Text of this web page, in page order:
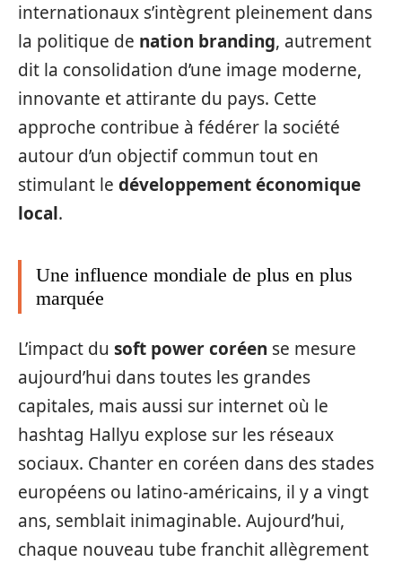
internationaux s’intègrent pleinement dans
la politique de nation branding, autrement
dit la consolidation d’une image moderne,
innovante et attirante du pays. Cette
approche contribue à fédérer la société
autour d’un objectif commun tout en
stimulant le développement économique
local.
Une influence mondiale de plus en plus
marquée
L’impact du soft power coréen se mesure
aujourd’hui dans toutes les grandes
capitales, mais aussi sur internet où le
hashtag Hallyu explose sur les réseaux
sociaux. Chanter en coréen dans des stades
européens ou latino-américains, il y a vingt
ans, semblait inimaginable. Aujourd’hui,
chaque nouveau tube franchit allègrement